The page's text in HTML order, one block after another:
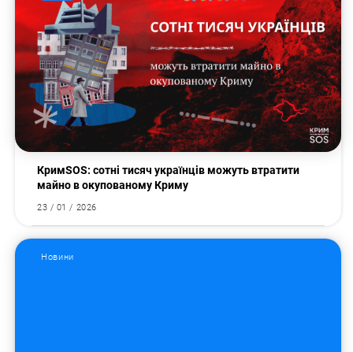
КримSOS: сотні тисяч українців можуть втратити
майно в окупованому Криму
23 / 01 / 2026
Новини